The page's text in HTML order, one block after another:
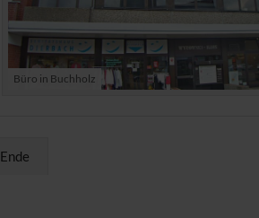
Büro in Buchholz
Ende